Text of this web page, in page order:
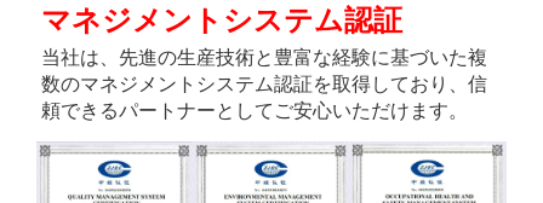
マネジメントシステム認証
当社は、先進の生産技術と豊富な経験に基づいた複
数のマネジメントシステム認証を取得しており、信
頼できるパートナーとしてご安心いただけます。